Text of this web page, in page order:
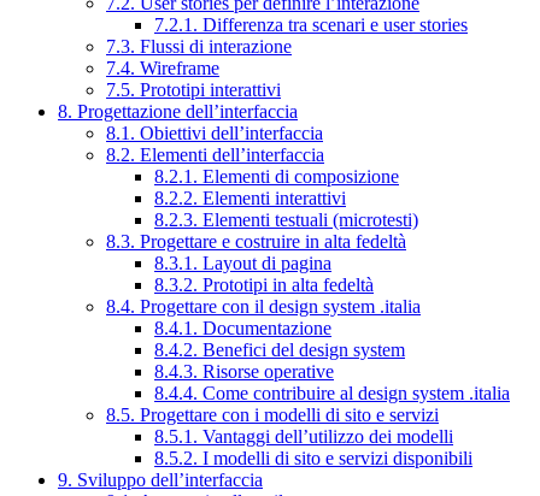
7.2.1. Differenza tra scenari e user stories
7.3. Flussi di interazione
7.4. Wireframe
7.5. Prototipi interattivi
8. Progettazione dell’interfaccia
8.1. Obiettivi dell’interfaccia
8.2. Elementi dell’interfaccia
8.2.1. Elementi di composizione
8.2.2. Elementi interattivi
8.2.3. Elementi testuali (microtesti)
8.3. Progettare e costruire in alta fedeltà
8.3.1. Layout di pagina
8.3.2. Prototipi in alta fedeltà
8.4. Progettare con il design system .italia
8.4.1. Documentazione
8.4.2. Benefici del design system
8.4.3. Risorse operative
8.4.4. Come contribuire al design system .italia
8.5. Progettare con i modelli di sito e servizi
8.5.1. Vantaggi dell’utilizzo dei modelli
8.5.2. I modelli di sito e servizi disponibili
9. Sviluppo dell’interfaccia